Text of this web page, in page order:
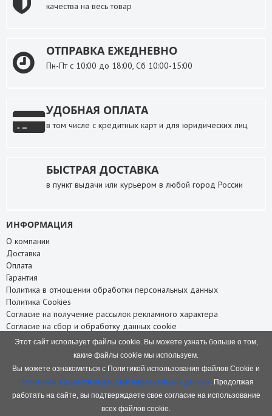
качества на весь товар
ОТПРАВКА ЕЖЕДНЕВНО
Пн-Пт с 10:00 до 18:00, Сб 10:00-15:00
УДОБНАЯ ОПЛАТА
в том числе с кредитных карт и для юридических лиц
БЫСТРАЯ ДОСТАВКА
в пункт выдачи или курьером в любой город России
ИНФОРМАЦИЯ
О компании
Доставка
Оплата
Гарантия
Политика в отношении обработки персональных данных
Политика Cookies
Согласие на получение рассылок рекламного характера
Согласие на сбор и обработку данных cookie
СЛУЖБА ПОДДЕРЖКИ
Карта сайта
Этот сайт использует файлы cookie. Вы можете узнать больше о том,
какие файлы cookie мы используем.
Вы можете ознакомиться с Политикой использования файлов Cookie и
Политикой в области обработки персональных данных. Продолжая
работать на сайте, вы подтверждаете свое согласие на использование
всех файлов cookie.